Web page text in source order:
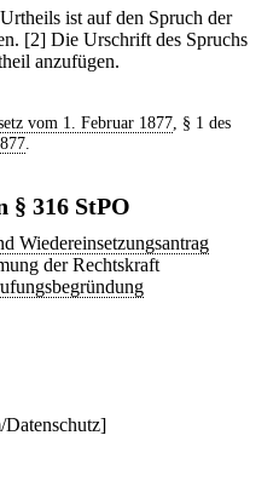
ist auf den Spruch der
[2] Die Urschrift des Spruchs
anzufügen.
vom 1. Februar 1877, § 1 des
§ 316 StPO
Wiedereinsetzungsantrag
der Rechtskraft
Datenschutz]